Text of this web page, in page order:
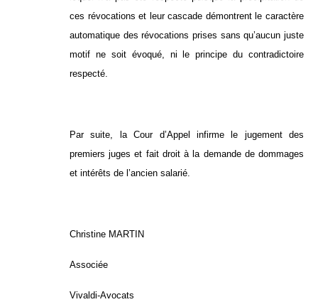
ces révocations et leur cascade démontrent le caractère
automatique des révocations prises sans qu’aucun juste
motif ne soit évoqué, ni le principe du contradictoire
respecté.
Par suite, la Cour d’Appel infirme le jugement des
premiers juges et fait droit à la demande de dommages
et intérêts de l’ancien salarié.
Christine MARTIN
Associée
Vivaldi-Avocats